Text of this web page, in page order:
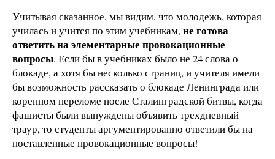
Учитывая сказанное, мы видим, что молодежь, которая
училась и учится по этим учебникам,не готова
ответить на элементарные провокационные
вопросы. Если бы в учебниках было не 24 слова о
блокаде, а хотя бы несколько страниц, и учителя имели
бы возможность рассказать о блокаде Ленинграда или
коренном переломе после Сталинградской битвы, когда
фашисты были вынуждены объявить трехдневный
траур, то студенты аргументированно ответили бы на
поставленные провокационные вопросы!